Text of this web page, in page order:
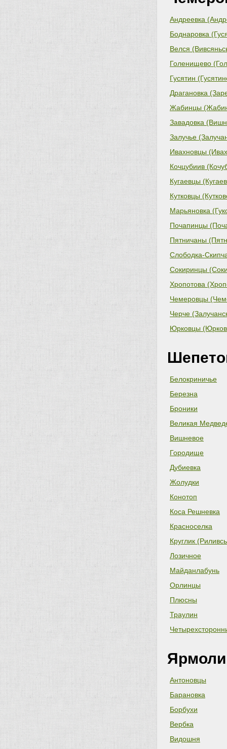
Андреевка
Боднаровка
Велся
Голенищево
Гусятин
Драгановка
Жабинцы
Завадовка
Залучье
Ивахновцы
Кочцубиив
Кугаевцы
Кутковцы
Марьяновка
Почапинцы
Пятничаны
Слободка-
Сокиринцы
Хропотова
Чемеровцы
Черче
Юрковцы
Белокриничье
Березна
Броники
Великая
Вишневое
Городище
Дубиевка
Жолудки
Конотоп
Коса Решневка
Красноселка
Круглик
Лозичное
Майданлабунь
Орлинцы
Плюсны
Траулин
Антоновцы
Барановка
Борбухи
Вербка
Видошня